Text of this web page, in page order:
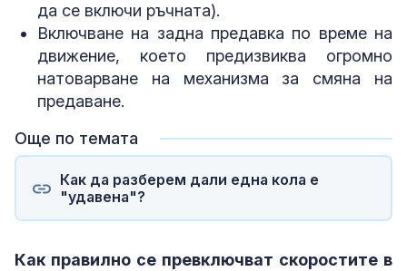
да се включи ръчната).
Включване на задна предавка по време на
движение, което предизвиква огромно
натоварване на механизма за смяна на
предаване.
Още по темата
Как да разберем дали една кола е
"удавена"?
Как правилно се превключват скоростите в